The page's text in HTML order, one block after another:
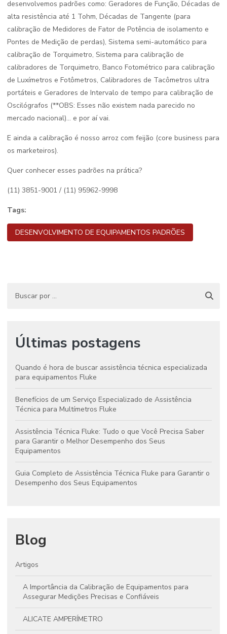
desenvolvemos padrões como: Geradores de Função, Décadas de
alta resistência até 1 Tohm, Décadas de Tangente (para
calibração de Medidores de Fator de Potência de isolamento e
Pontes de Medição de perdas), Sistema semi-automático para
calibração de Torquimetro, Sistema para calibração de
calibradores de Torquimetro, Banco Fotométrico para calibração
de Luxímetros e Fotômetros, Calibradores de Tacômetros ultra
portáteis e Geradores de Intervalo de tempo para calibração de
Oscilógrafos (**OBS: Esses não existem nada parecido no
mercado nacional)... e por aí vai.
E ainda a calibração é nosso arroz com feijão (core business para
os marketeiros).
Quer conhecer esses padrões na prática?
(11) 3851-9001 / (11) 95962-9998
Tags:
DESENVOLVIMENTO DE EQUIPAMENTOS PADRÕES
Últimas postagens
Quando é hora de buscar assistência técnica especializada
para equipamentos Fluke
Benefícios de um Serviço Especializado de Assistência
Técnica para Multímetros Fluke
Assistência Técnica Fluke: Tudo o que Você Precisa Saber
para Garantir o Melhor Desempenho dos Seus
Equipamentos
Guia Completo de Assistência Técnica Fluke para Garantir o
Desempenho dos Seus Equipamentos
Blog
Artigos
A Importância da Calibração de Equipamentos para
Assegurar Medições Precisas e Confiáveis
ALICATE AMPERÍMETRO